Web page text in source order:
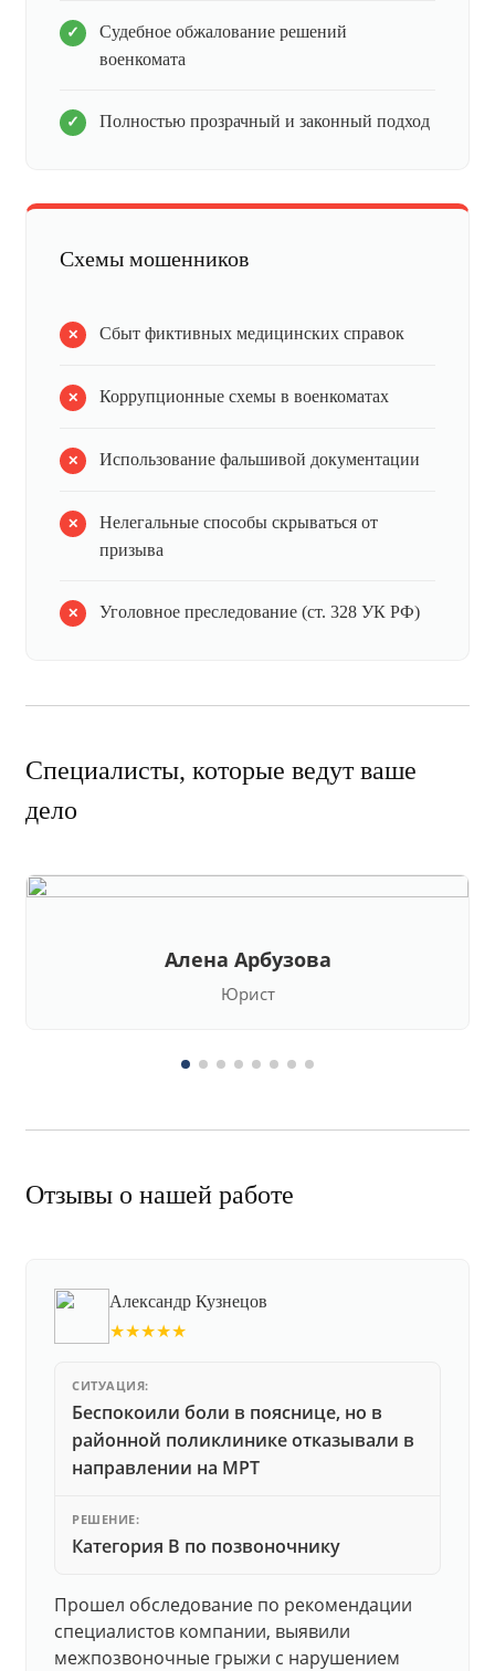
Судебное обжалование решений
военкомата
Полностью прозрачный и законный подход
Схемы мошенников
Сбыт фиктивных медицинских справок
Коррупционные схемы в военкоматах
Использование фальшивой документации
Нелегальные способы скрываться от
призыва
Уголовное преследование (ст. 328 УК РФ)
Специалисты, которые ведут ваше
дело
Алена Арбузова
Юрист
Отзывы о нашей работе
Александр Кузнецов
★★★★★
СИТУАЦИЯ:
Беспокоили боли в пояснице, но в
районной поликлинике отказывали в
направлении на МРТ
РЕШЕНИЕ:
Категория В по позвоночнику
Прошел обследование по рекомендации
специалистов компании, выявили
межпозвоночные грыжи с нарушением